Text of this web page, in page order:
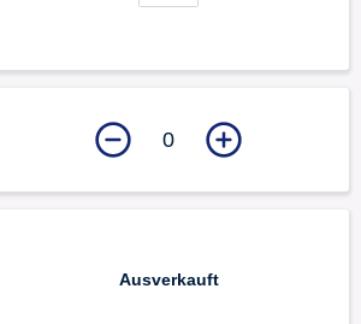
0
Ausverkauft